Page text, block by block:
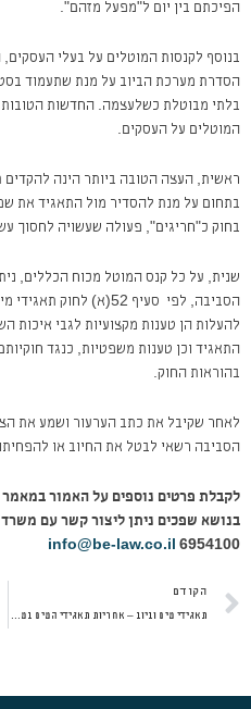
הפיכתם בין יום ל"מפעל מזהם".
בנוסף לקנסות המוטלים על בעלי
הסדרת מערכת הביוב על מנת שתעמוד
בלתי מבוטלת כשלעצמה. החדשות
המוטלים על העסקים.
ראשית, העצה הטובה ביותר הינה
בתחום על מנת להסדיר מול התאגיד את
בחוק כ"חריגים", פעולה שעשויה לחסוך
שנית, על כל קנס המוטל מכוח הכללים,
להעלות הן טענות מקצועיות לגבי איכות
התאגיד וכן טענות משפטיות, כנגד
בהוראות החוק.
לאחר שקיבל את כתב הערעור ושמע את
הסביבה רשאי לבטל את החיוב או
לקבלת פרטים נוספים על האמור במאמר
6954100
info@be-law.co.il
קודם
הקודם
תאגידי מים וביוב – אחריות תאגידי המים במקרה של צריכה חריגה עקב נזילה